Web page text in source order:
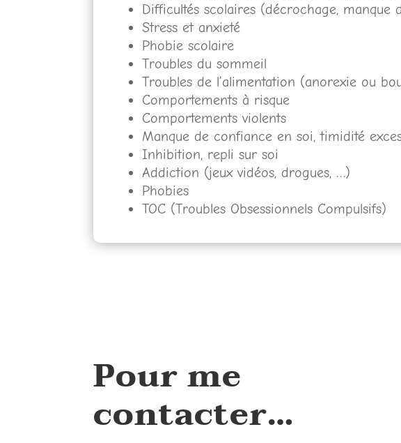
Difficultés scolaires (décrochage,
Stress et anxieté
Phobie scolaire
Troubles du sommeil
Troubles de l’alimentation (anorexie ou
Comportements à risque
Comportements violents
Manque de confiance en soi, timidité
Inhibition, repli sur soi
Addiction (jeux vidéos, drogues, …)
Phobies
TOC (Troubles Obsessionnels Compulsifs)
Pour me
contacter…